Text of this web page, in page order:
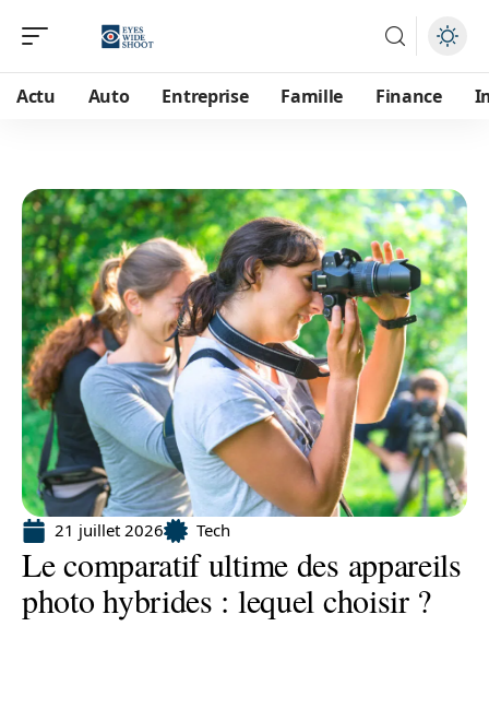
Actu Auto Entreprise Famille Finance
21 juillet 2026 Tech
Le comparatif ultime des appareils
photo hybrides : lequel choisir ?